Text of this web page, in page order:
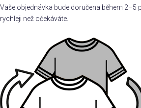
Vaše objednávka bude doručena během 2–5
rychleji než očekáváte.